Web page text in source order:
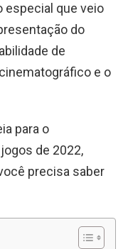
especial que veio
do
de
e o
para o
de 2022,
precisa saber